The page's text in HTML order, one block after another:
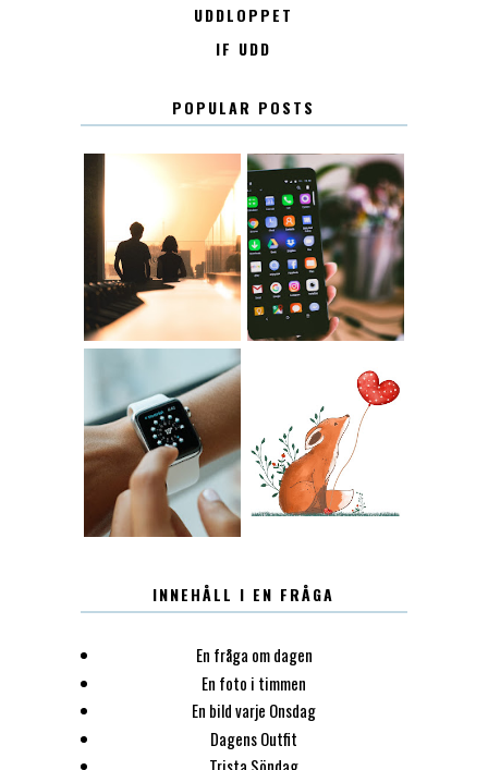
UDDLOPPET
IF UDD
POPULAR POSTS
KONTAKT KONTAKTLISTA
12.30 LUGN
INNEHÅLL I EN FRÅGA
En fråga om dagen
En foto i timmen
En bild varje Onsdag
Dagens Outfit